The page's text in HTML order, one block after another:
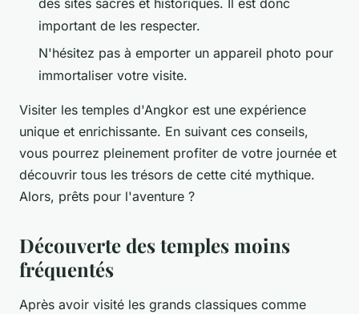
des sites sacrés et historiques. Il est donc
important de les respecter.
N'hésitez pas à emporter un appareil photo pour
immortaliser votre visite.
Visiter les temples d'Angkor est une expérience
unique et enrichissante. En suivant ces conseils,
vous pourrez pleinement profiter de votre journée et
découvrir tous les trésors de cette cité mythique.
Alors, prêts pour l'aventure ?
Découverte des temples moins
fréquentés
Après avoir visité les grands classiques comme